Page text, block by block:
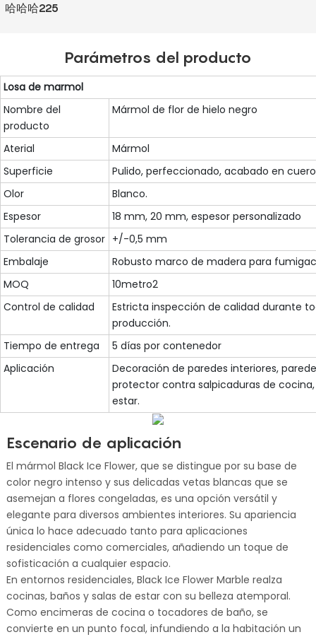
哈哈哈225
Parámetros del producto
Losa de marmol
Nombre del
producto
Mármol de flor de hielo negro
Aterial
Mármol
Superficie
Pulido, perfeccionado, acabado en
Olor
Blanco.
Espesor
18 mm, 20 mm, espesor personalizado
Tolerancia de grosor +/-0,5 mm
Embalaje
Robusto marco de madera para
MOQ
10metro2
Control de calidad
Estricta inspección de calidad durante
producción.
Tiempo de entrega
5 días por contenedor
Aplicación
Decoración de paredes interiores,
protector contra salpicaduras de
estar.
Escenario de aplicación
El mármol Black Ice Flower, que se distingue por su base de
color negro intenso y sus delicadas vetas blancas que se
asemejan a flores congeladas, es una opción versátil y
elegante para diversos ambientes interiores. Su apariencia
única lo hace adecuado tanto para aplicaciones
residenciales como comerciales, añadiendo un toque de
sofisticación a cualquier espacio.
En entornos residenciales, Black Ice Flower Marble realza
cocinas, baños y salas de estar con su belleza atemporal.
Como encimeras de cocina o tocadores de baño, se
convierte en un punto focal, infundiendo a la habitación un